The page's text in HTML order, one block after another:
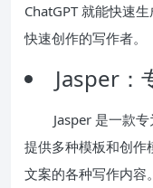
ChatGPT 就能快速
快速创作的写作者。
Jasper：
Jasper 是一款
提供多种模板和创作
文案的各种写作内容